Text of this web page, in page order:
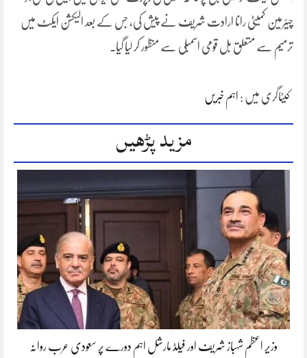
چیئرمین کمیٹی رانا ارادت شریف نے پیش کی، جس کے بعد الیکشن ایکٹ میں
ترمیم سے متعلق بل قومی اسمبلی سے منظور کر لیا گیا۔
کیٹاگری میں : اہم خبریں
مزید پڑھیں
وزیر اعظم شہباز شریف اور فیلڈ مارشل اہم دورے پر سعودی عرب روانہ